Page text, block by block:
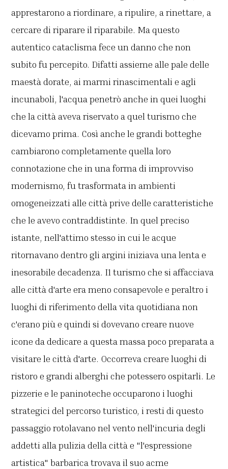
apprestarono a riordinare, a ripulire, a rinettare, a
cercare di riparare il riparabile. Ma questo
autentico cataclisma fece un danno che non
subito fu percepito. Difatti assieme alle pale delle
maestà dorate, ai marmi rinascimentali e agli
incunaboli, l'acqua penetrò anche in quei luoghi
che la città aveva riservato a quel turismo che
dicevamo prima. Così anche le grandi botteghe
cambiarono completamente quella loro
connotazione che in una forma di improvviso
modernismo, fu trasformata in ambienti
omogeneizzati alle città prive delle caratteristiche
che le avevo contraddistinte. In quel preciso
istante, nell'attimo stesso in cui le acque
ritornavano dentro gli argini iniziava una lenta e
inesorabile decadenza. I1 turismo che si affacciava
alle città d'arte era meno consapevole e peraltro i
luoghi di riferimento della vita quotidiana non
c'erano più e quindi si dovevano creare nuove
icone da dedicare a questa massa poco preparata a
visitare le città d'arte. Occorreva creare luoghi di
ristoro e grandi alberghi che potessero ospitarli. Le
pizzerie e le paninoteche occuparono i luoghi
strategici del percorso turistico, i resti di questo
passaggio rotolavano nel vento nell'incuria degli
addetti alla pulizia della città e "l'espressione
artistica" barbarica trovava il suo acme